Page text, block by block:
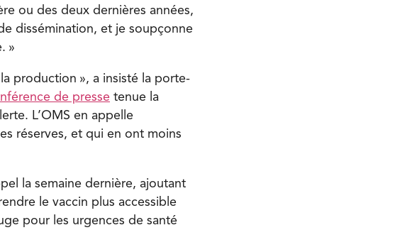
ou des deux dernières années,
dissémination, et je soupçonne
»
production », a insisté la porte-
de presse tenue la
L’OMS en appelle
réserves, et qui en ont moins
la semaine dernière, ajoutant
le vaccin plus accessible
pour les urgences de santé